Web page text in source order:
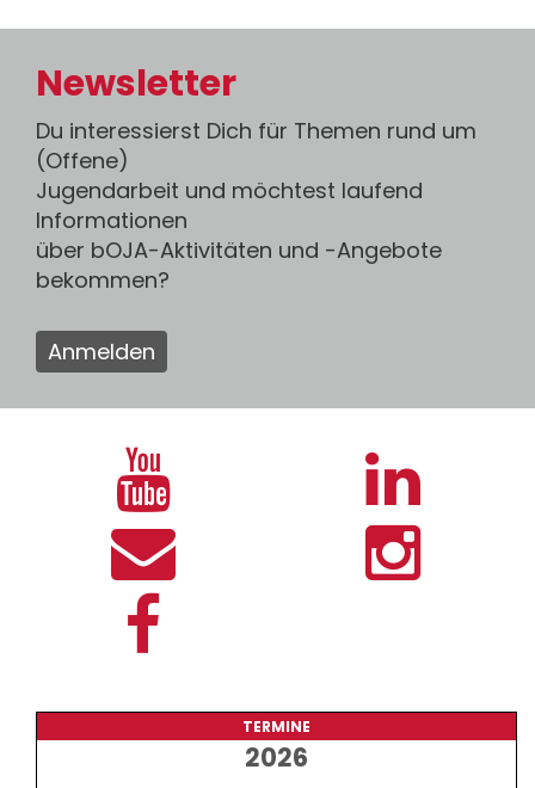
Newsletter
Du interessierst Dich für Themen rund um
(Offene)
Jugendarbeit und möchtest laufend
Informationen
über bOJA-Aktivitäten und -Angebote
bekommen?
Anmelden
TERMINE
2026